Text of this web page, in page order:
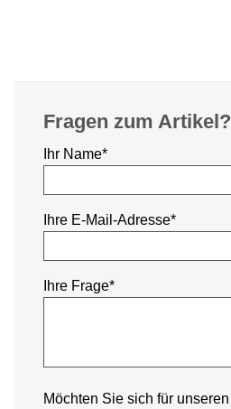
Fragen zum Artikel?
Pflichtfeld
Ihr Name*
Pflichtfeld
Ihre E-Mail-Adresse*
Pflichtfeld
Ihre Frage*
Möchten Sie sich für unseren